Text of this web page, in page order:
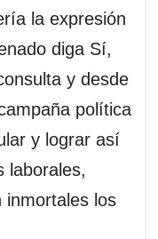
la expresión
diga Sí,
y desde
política
y lograr así
laborales,
inmortales los